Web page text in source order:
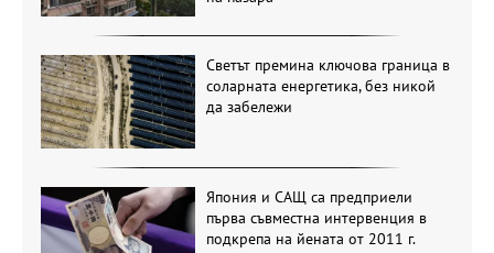
Светът премина ключова граница в
соларната енергетика, без никой
да забележи
Япония и САЩ са предприели
първа съвместна интервенция в
подкрепа на йената от 2011 г.